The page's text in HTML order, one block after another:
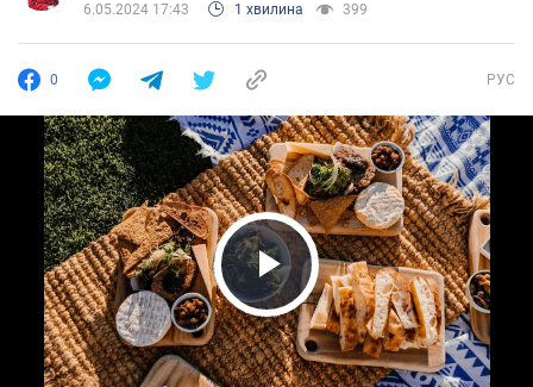
6.05.2024 17:43 1 хвилина 399
0 РУС
Play Video